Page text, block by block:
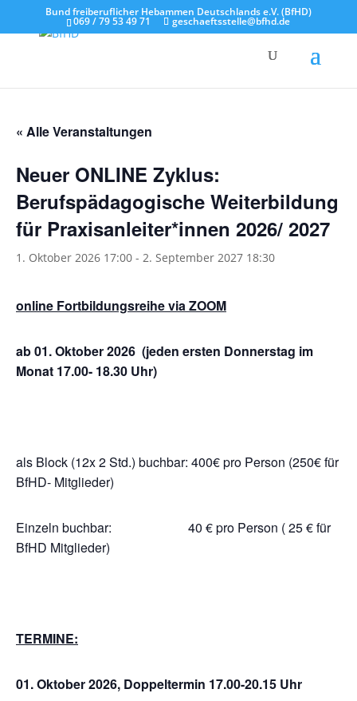
Bund freiberuflicher Hebammen Deutschlands e.V. (BfHD)
069 / 79 53 49 71 geschaeftsstelle@bfhd.de
« Alle Veranstaltungen
Neuer ONLINE Zyklus:
Berufspädagogische Weiterbildung
für Praxisanleiter*innen 2026/ 2027
1. Oktober 2026 17:00 - 2. September 2027 18:30
online Fortbildungsreihe via ZOOM
ab 01. Oktober 2026 (jeden ersten Donnerstag im
Monat 17.00- 18.30 Uhr)
als Block (12x 2 Std.) buchbar: 400€ pro Person (250€ für
BfHD- Mitglieder)
Einzeln buchbar: 40 € pro Person ( 25 € für
BfHD Mitglieder)
TERMINE:
01. Oktober 2026, Doppeltermin 17.00-20.15 Uhr